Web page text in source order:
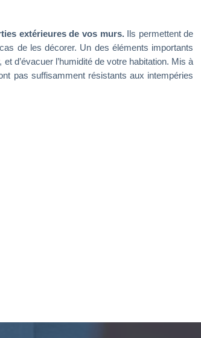
extérieures de vos murs.Ils permettent de
de les décorer. Un des éléments importants
d’évacuer l’humidité de votre habitation. Mis à
pas suffisamment résistants aux intempéries